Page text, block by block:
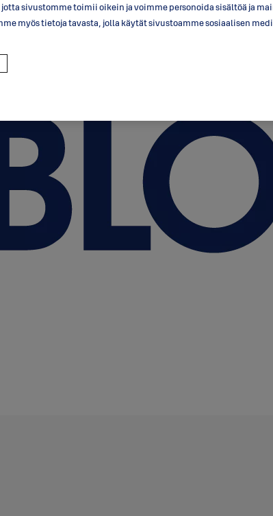
sivustomme toimii oikein ja voimme personoida sisältöä ja
myös tietoja tavasta, jolla käytät sivustoamme sosiaalisen